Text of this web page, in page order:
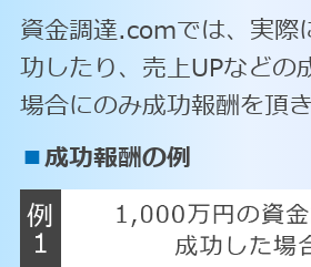
資金調達.comでは、実際
功したり、売上UPなどの
場合にのみ成功報酬を頂き
■成功報酬の例